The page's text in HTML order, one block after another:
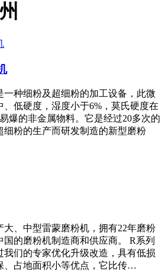
一种细粉及超细粉的加工设备，此微
、低硬度，湿度小于6%，莫氏硬度在
爆的非金属物料。它是经过20多次的
细粉的生产而研发制造的新型磨粉
大、中型雷蒙磨粉机，拥有22年磨粉
的磨粉机制造商和供应商。 R系列
我们的专家优化升级改造，具有低损
、占地面积小等优点，它比传…